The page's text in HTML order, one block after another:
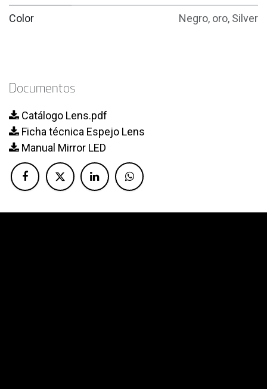
Color Negro, oro, Silver
Documentos
Catálogo Lens.pdf
Ficha técnica Espejo Lens
Manual Mirror LED